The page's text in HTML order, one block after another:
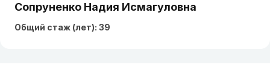
Сопруненко Надия Исмагуловна
Общий стаж (лет): 39